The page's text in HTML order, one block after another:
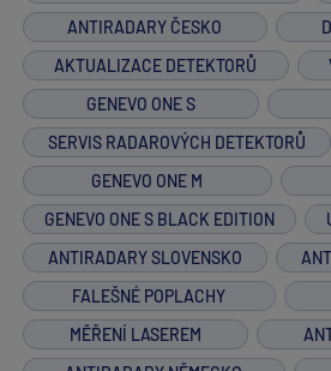
ANTIRADARY ČESKO
AKTUALIZACE DETEKTORŮ
GENEVO ONE S
SERVIS RADAROVÝCH DETEKTORŮ
GENEVO ONE M
GENEVO ONE S BLACK EDITION
ANTIRADARY SLOVENSKO
FALEŠNÉ POPLACHY
MĚŘENÍ LASEREM